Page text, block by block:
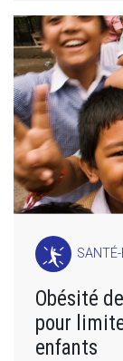
Obésité
pour
enfants